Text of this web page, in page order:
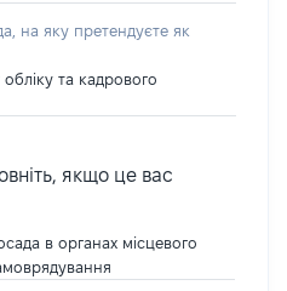
на яку претендуєте як
обліку та кадрового
якщо це вас
в органах місцевого